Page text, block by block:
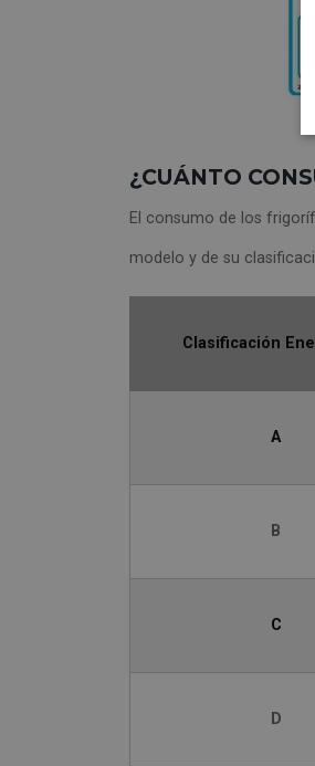
¿CUÁNTO
El consumo de los
modelo y de su
Clasificación
A
B
C
D